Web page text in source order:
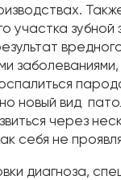
участка
новый вид
через
себя не
диагноза,